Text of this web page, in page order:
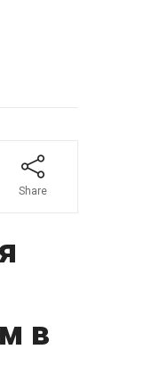
Share
в